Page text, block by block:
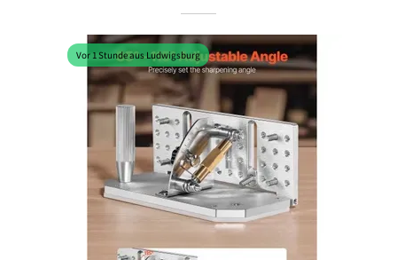
Vor 1 Stunde aus Ludwigsburg